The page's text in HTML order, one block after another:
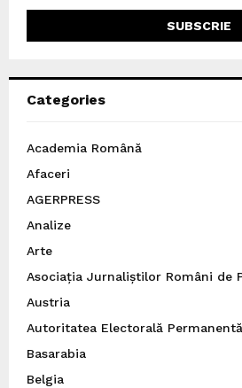
Categories
Academia Română
Afaceri
AGERPRESS
Analize
Arte
Asociația Jurnaliștilor Români de
Austria
Autoritatea Electorală Permanentă
Basarabia
Belgia